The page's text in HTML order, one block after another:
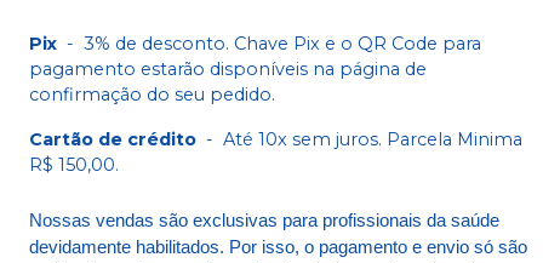
Pix - 3% de desconto. Chave Pix e o QR Code para
pagamento estarão disponíveis na página de
confirmação do seu pedido.
Cartão de crédito - Até 10x sem juros. Parcela Minima
R$ 150,00.
Nossas vendas são exclusivas para profissionais da saúde
devidamente habilitados. Por isso, o pagamento e envio só são